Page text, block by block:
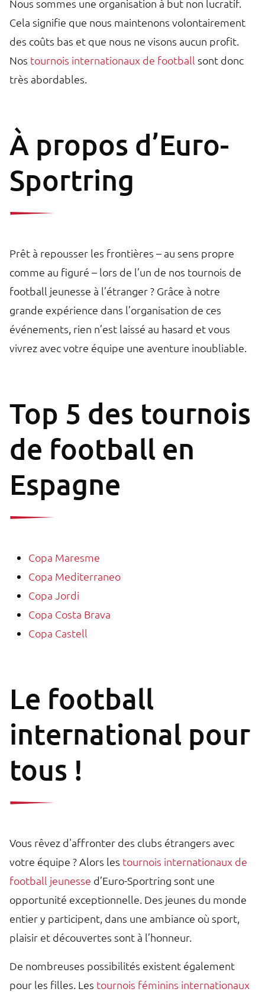
Nous sommes une organisation à but non lucratif.
Cela signifie que nous maintenons volontairement
des coûts bas et que nous ne visons aucun profit.
Nos tournois internationaux de football sont donc
très abordables.
À propos d’Euro-
Sportring
Prêt à repousser les frontières – au sens propre
comme au figuré – lors de l’un de nos tournois de
football jeunesse à l’étranger ? Grâce à notre
grande expérience dans l’organisation de ces
événements, rien n’est laissé au hasard et vous
vivrez avec votre équipe une aventure inoubliable.
Top 5 des tournois
de football en
Espagne
Copa Maresme
Copa Mediterraneo
Copa Jordi
Copa Costa Brava
Copa Castell
Le football
international pour
tous !
Vous rêvez d'affronter des clubs étrangers avec
votre équipe ? Alors les tournois internationaux de
football jeunesse d’Euro-Sportring sont une
opportunité exceptionnelle. Des jeunes du monde
entier y participent, dans une ambiance où sport,
plaisir et découvertes sont à l’honneur.
De nombreuses possibilités existent également
pour les filles. Les tournois féminins internationaux